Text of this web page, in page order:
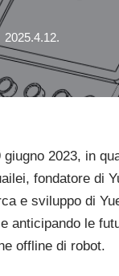
2025.4.12.
giugno 2023, in
fondatore di
e sviluppo di
anticipando le
offline di robot.